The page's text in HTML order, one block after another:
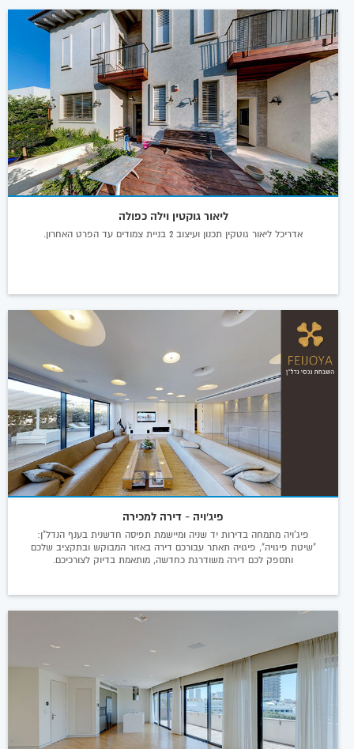
ליאור גוקטין וילה כפולה
אדריכל ליאור גוטקין תכנון ועיצוב 2 בניית צמודים עד הפרט האחרון.
פיג'ויה - דירה למכירה
פיג'ויה מתמחה בדירות יד שניה ומיישמת תפיסה חדשנית בענף הנדל"ן:
"שיטת פיגויה", פיגויה תאתר עבורכם דירה באזור המבוקש ובתקציב שלכם
ותספק לכם דירה משודרגת כחדשה, מותאמת בדיוק לצורכיכם.